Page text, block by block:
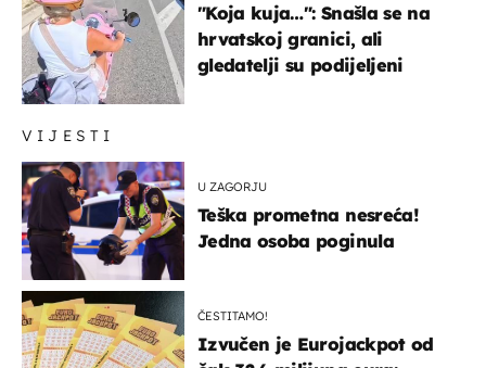
VIJESTI
U ZAGORJU
Teška prometna nesreća!
Jedna osoba poginula
ČESTITAMO!
Izvučen je Eurojackpot od
"Koja kuja…": Snašla se na
hrvatskoj granici, ali
gledatelji su podijeljeni